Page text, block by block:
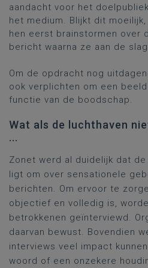
aandacht voor het
het medium. Blijkt dit
hen eerst brainstormen over
bericht waarna ze aan de
Om de opdracht nog
ook verplichten om een
functie van de boodschap.
Wat als de luchthaven
...
Zonet werd al duidelijk dat
ligt om over sensationele
berichten. Om ervoor te
objectief en volledig is,
betrokkenen geïnterviewd.
daarvan bewust. Bovendien
interviews veel impact
woord of een onzekere